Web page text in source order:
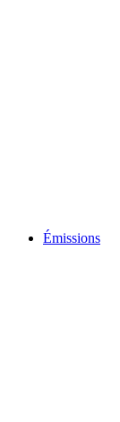
Émissions